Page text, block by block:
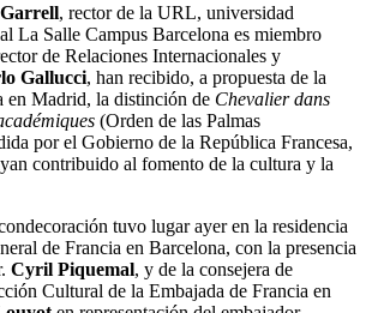
, rector de la URL, universidad
La Salle Campus Barcelona es miembro
de Relaciones Internacionales y
Gallucci, han recibido, a propuesta de la
en Madrid, la distinción de Chevalier dans
(Orden de las Palmas
por el Gobierno de la República Francesa,
contribuido al fomento de la cultura y la
tuvo lugar ayer en la residencia
de Francia en Barcelona, con la presencia
Cyril Piquemal, y de la consejera de
Cultural de la Embajada de Francia en